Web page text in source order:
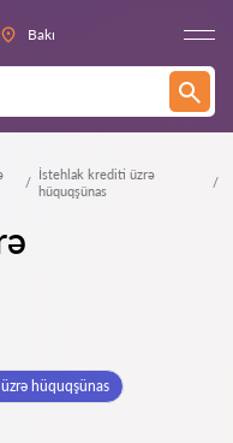
Bakı
İstehlak krediti üzrə
hüquqşünas
hüquqşünas